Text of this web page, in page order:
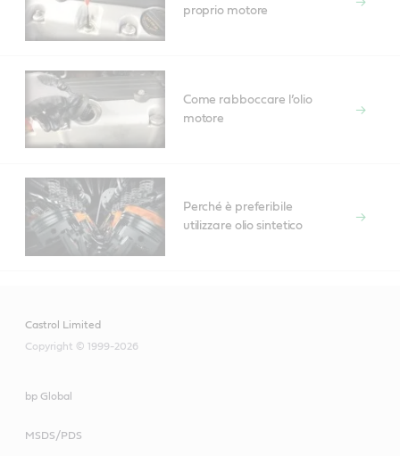
proprio motore
Come rabboccare l’olio
motore
Perché è preferibile
utilizzare olio sintetico
Castrol Limited
Copyright © 1999-2026
bp Global
MSDS/PDS